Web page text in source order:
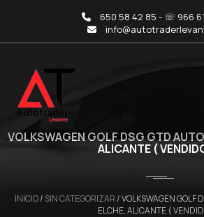
650 58 42 85 - ☏ 966
VOLKSWAGEN GOLF DSG GTD
ALICANTE (
INICIO/ SIN CATEGORIZAR/ VOLKSWAGEN GOLF
ELCHE, ALICANTE (